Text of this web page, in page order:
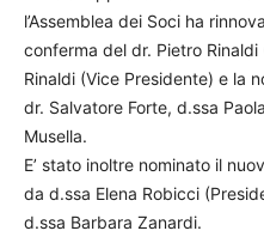
l’Assemblea dei Soci ha
conferma del dr. Pietro
Rinaldi (Vice Presidente) e la
dr. Salvatore Forte, d.ssa
Musella.
E’ stato inoltre nominato il
da d.ssa Elena Robicci
d.ssa Barbara Zanardi.